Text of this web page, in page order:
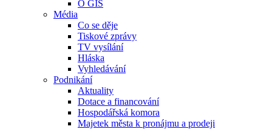
O GIS
Média
Co se děje
Tiskové zprávy
TV vysílání
Hláska
Vyhledávání
Podnikání
Aktuality
Dotace a financování
Hospodářská komora
Majetek města k pronájmu a prodeji